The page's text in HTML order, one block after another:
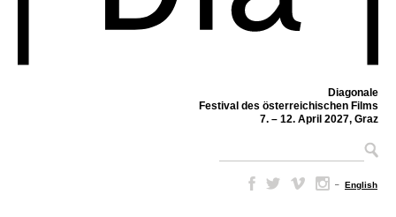
Diagonale
Festival des österreichischen Films
7. – 12. April 2027, Graz
– English